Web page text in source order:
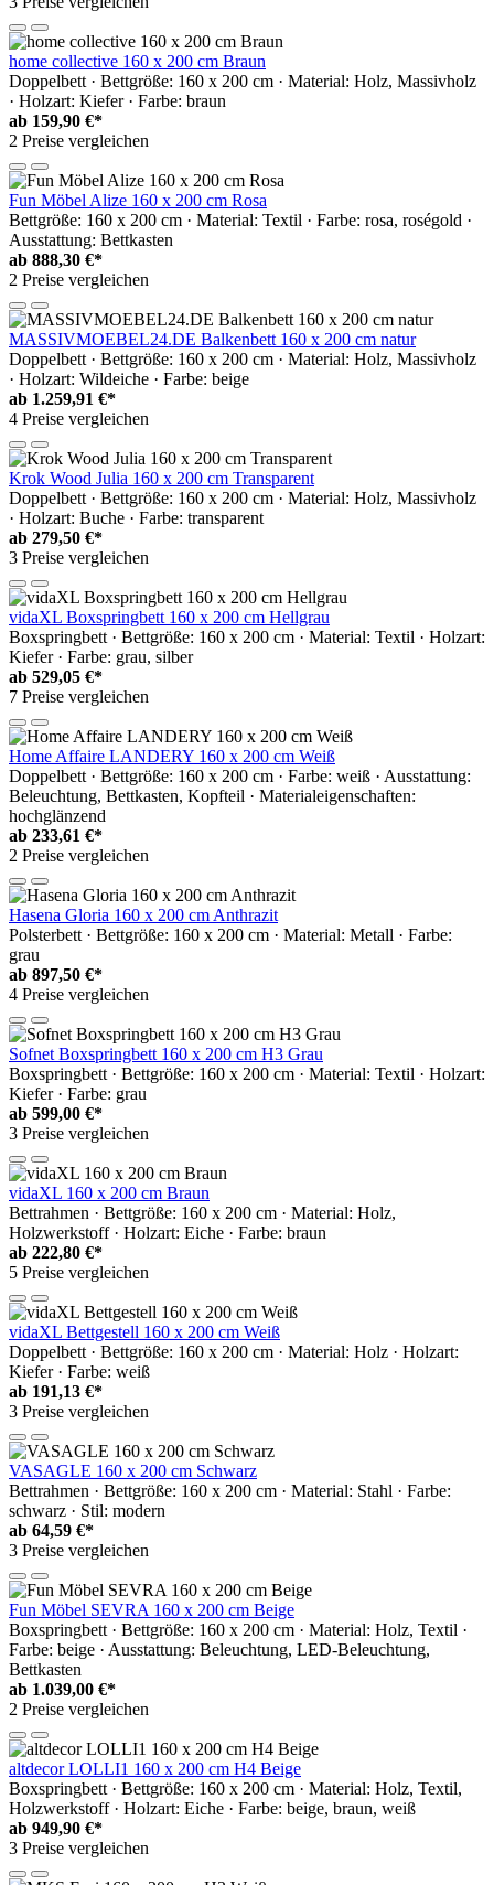
home collective 160 x 200 cm Braun
Doppelbett · Bettgröße: 160 x 200 cm · Material: Holz, Massivholz
· Holzart: Kiefer · Farbe: braun
ab 159,90 €*
2 Preise vergleichen
Fun Möbel Alize 160 x 200 cm Rosa
Bettgröße: 160 x 200 cm · Material: Textil · Farbe: rosa, roségold ·
Ausstattung: Bettkasten
ab 888,30 €*
2 Preise vergleichen
MASSIVMOEBEL24.DE Balkenbett 160 x 200 cm natur
Doppelbett · Bettgröße: 160 x 200 cm · Material: Holz, Massivholz
· Holzart: Wildeiche · Farbe: beige
ab 1.259,91 €*
4 Preise vergleichen
Krok Wood Julia 160 x 200 cm Transparent
Doppelbett · Bettgröße: 160 x 200 cm · Material: Holz, Massivholz
· Holzart: Buche · Farbe: transparent
ab 279,50 €*
3 Preise vergleichen
vidaXL Boxspringbett 160 x 200 cm Hellgrau
Boxspringbett · Bettgröße: 160 x 200 cm · Material: Textil · Holzart:
Kiefer · Farbe: grau, silber
ab 529,05 €*
7 Preise vergleichen
Home Affaire LANDERY 160 x 200 cm Weiß
Doppelbett · Bettgröße: 160 x 200 cm · Farbe: weiß · Ausstattung:
Beleuchtung, Bettkasten, Kopfteil · Materialeigenschaften:
hochglänzend
ab 233,61 €*
2 Preise vergleichen
Hasena Gloria 160 x 200 cm Anthrazit
Polsterbett · Bettgröße: 160 x 200 cm · Material: Metall · Farbe:
grau
ab 897,50 €*
4 Preise vergleichen
Sofnet Boxspringbett 160 x 200 cm H3 Grau
Boxspringbett · Bettgröße: 160 x 200 cm · Material: Textil · Holzart:
Kiefer · Farbe: grau
ab 599,00 €*
3 Preise vergleichen
vidaXL 160 x 200 cm Braun
Bettrahmen · Bettgröße: 160 x 200 cm · Material: Holz,
Holzwerkstoff · Holzart: Eiche · Farbe: braun
ab 222,80 €*
5 Preise vergleichen
vidaXL Bettgestell 160 x 200 cm Weiß
Doppelbett · Bettgröße: 160 x 200 cm · Material: Holz · Holzart:
Kiefer · Farbe: weiß
ab 191,13 €*
3 Preise vergleichen
VASAGLE 160 x 200 cm Schwarz
Bettrahmen · Bettgröße: 160 x 200 cm · Material: Stahl · Farbe:
schwarz · Stil: modern
ab 64,59 €*
3 Preise vergleichen
Fun Möbel SEVRA 160 x 200 cm Beige
Boxspringbett · Bettgröße: 160 x 200 cm · Material: Holz, Textil ·
Farbe: beige · Ausstattung: Beleuchtung, LED-Beleuchtung,
Bettkasten
ab 1.039,00 €*
2 Preise vergleichen
altdecor LOLLI1 160 x 200 cm H4 Beige
Boxspringbett · Bettgröße: 160 x 200 cm · Material: Holz, Textil,
Holzwerkstoff · Holzart: Eiche · Farbe: beige, braun, weiß
ab 949,90 €*
3 Preise vergleichen